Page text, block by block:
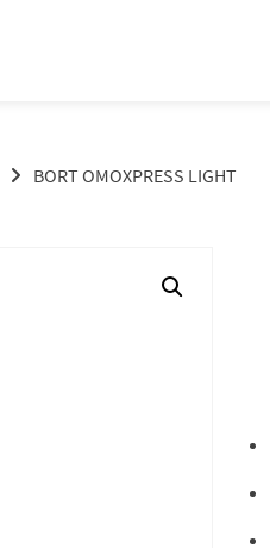
BORT OMOXPRESS LIGHT